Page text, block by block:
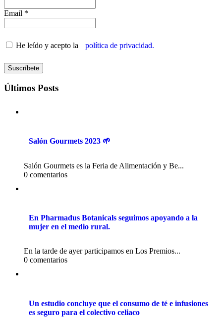
Email *
He leído y acepto la política de privacidad.
Últimos Posts
Salón Gourmets 2023 🌱
Salón Gourmets es la Feria de Alimentación y Be...
0 comentarios
En Pharmadus Botanicals seguimos apoyando a la
mujer en el medio rural.
En la tarde de ayer participamos en Los Premios...
0 comentarios
Un estudio concluye que el consumo de té e infusiones
es seguro para el colectivo celiaco